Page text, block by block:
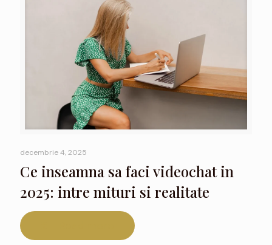
decembrie 4, 2025
Ce inseamna sa faci videochat in
2025: intre mituri si realitate